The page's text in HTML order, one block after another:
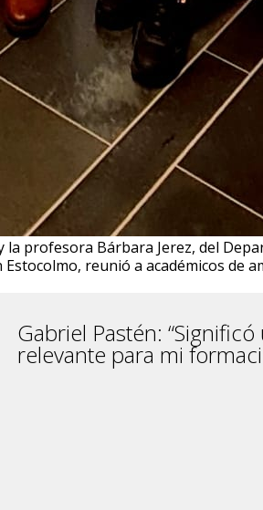
profesora Bárbara Jerez, del
reunió a académicos
Gabriel Pastén:
relevante para mi